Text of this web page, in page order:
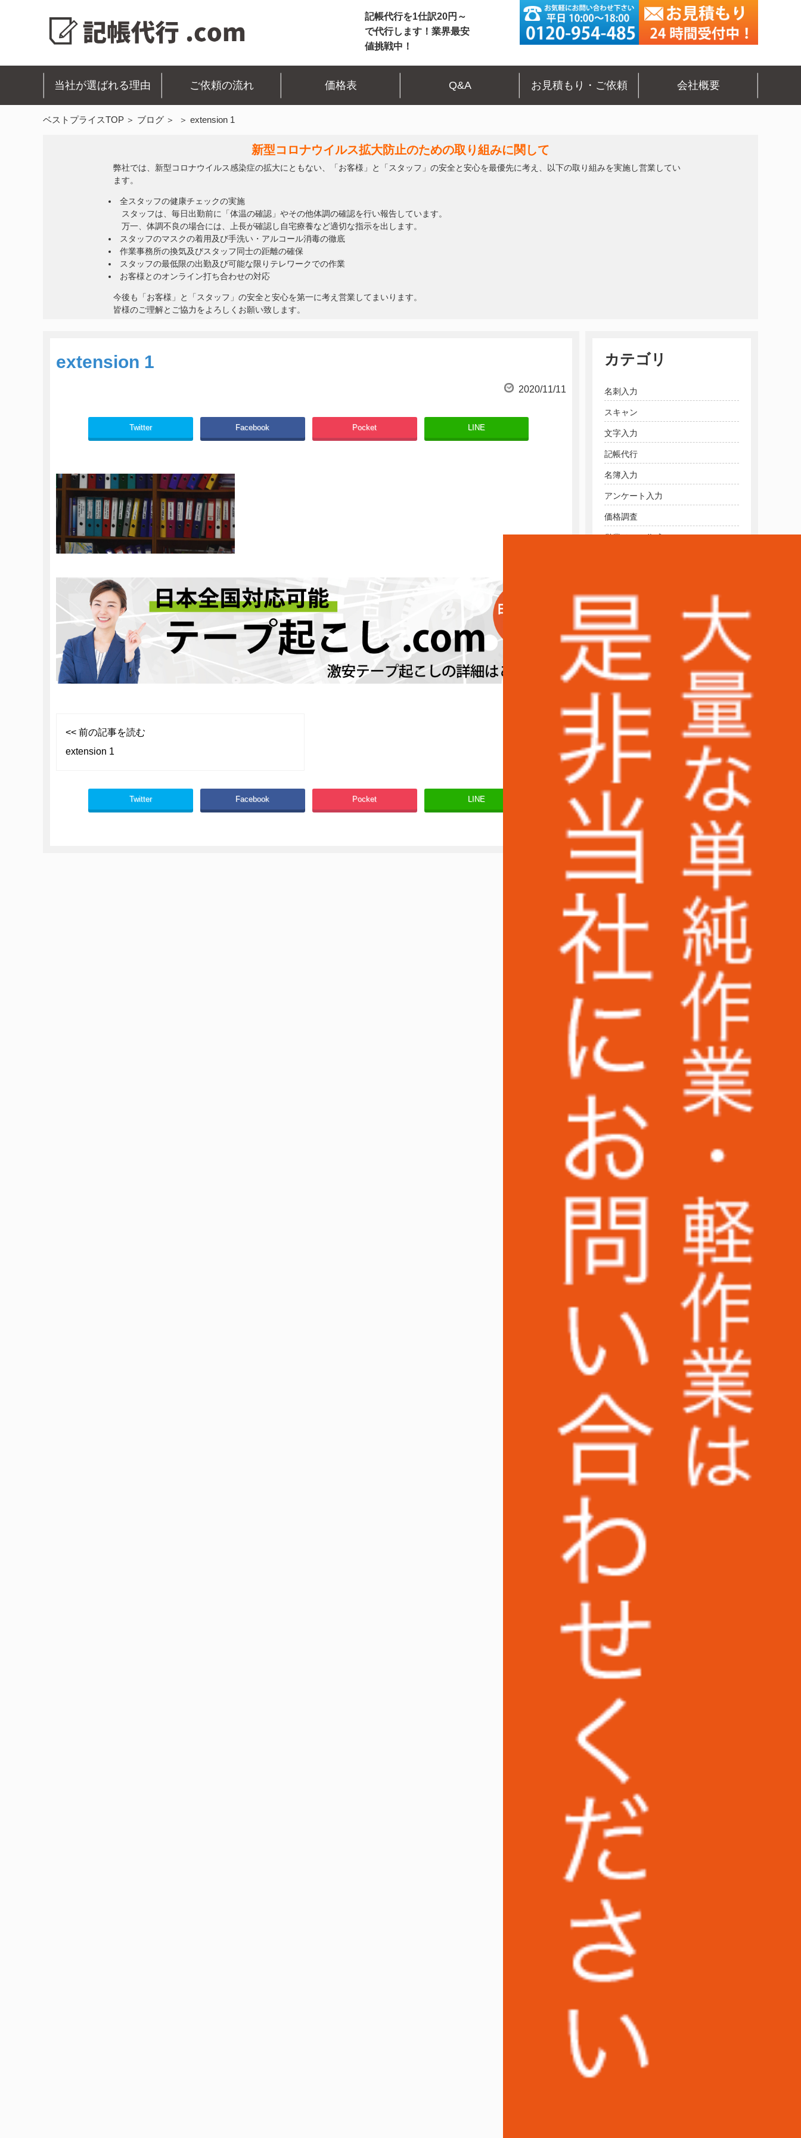
記帳代行を1仕訳20円～
で代行します！業界最安
値挑戦中！
当社が選ばれる理由 ご依頼の流れ 価格表 Q&A お見積もり・ご依頼 会社概要
ベストプライスTOP ブログ extension 1
新型コロナウイルス拡大防止のための取り組みに関して
弊社では、新型コロナウイルス感染症の拡大にともない、「お客様」と「スタッフ」の安全と安心を最優先に考え、以下の取り組みを実施し営業してい
ます。
全スタッフの健康チェックの実施
スタッフは、毎日出勤前に「体温の確認」やその他体調の確認を行い報告しています。
万一、体調不良の場合には、上長が確認し自宅療養など適切な指示を出します。
スタッフのマスクの着用及び手洗い・アルコール消毒の徹底
作業事務所の換気及びスタッフ同士の距離の確保
スタッフの最低限の出勤及び可能な限りテレワークでの作業
お客様とのオンライン打ち合わせの対応
今後も「お客様」と「スタッフ」の安全と安心を第一に考え営業してまいります。
皆様のご理解とご協力をよろしくお願い致します。
extension 1
2020/11/11
Twitter Facebook Pocket LINE
<< 前の記事を読む
extension 1
Twitter Facebook Pocket LINE
カテゴリ
名刺入力
スキャン
文字入力
記帳代行
名簿入力
アンケート入力
価格調査
営業リスト作成
お知らせ
お取引実績
株式会社ミスミ様
株式会社アスクル様
ミズノ株式会社様
株式会社ベイシア電器様
トランスコスモス株式会社様
Appier Japan株式会社様
株式会社ラクーンホールディングス様
アライ電機産業株式会社様
株式会社いつも.様
株式会社ピーエスシー様
ARIO株式会社様
AuB株式会社様
株式会社パトライト様
株式会社二木ゴルフ様
野村不動産パートナーズ株式会社様
株式会社KANKO
株式会社ケンコーエクスプレス様
UAゼンセン労働組合様
和歌山信愛大学様
東京医科大学病院様
地方独立行政法人東京都健康長寿医療セ
広島市立安佐市民病院様
福岡第一法律事務所様
コダマ樹脂工業株式会社様